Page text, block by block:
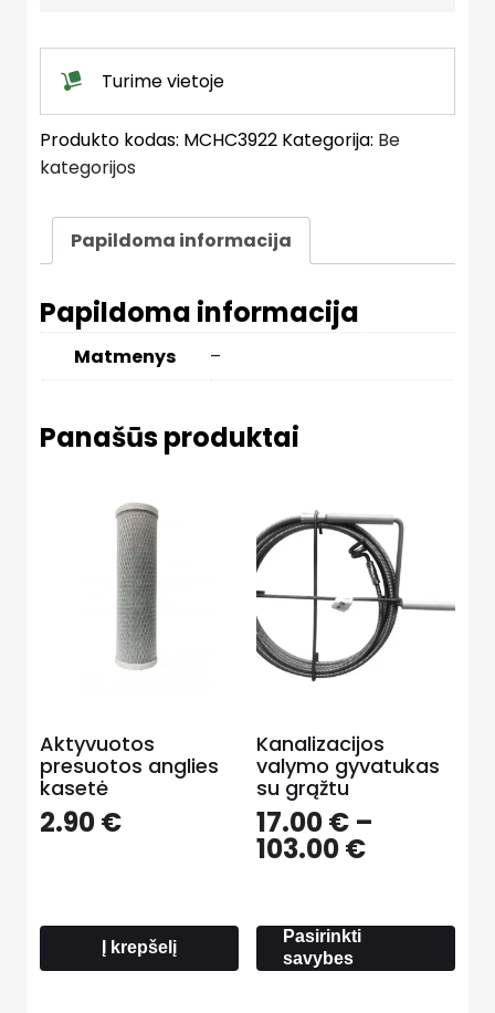
Turime vietoje
Produkto kodas: MCHC3922 Kategorija: Be
kategorijos
Papildoma informacija
Papildoma informacija
Matmenys –
Panašūs produktai
Aktyvuotos
presuotos anglies
kasetė
2.90€
Į krepšelį
Kanalizacijos
valymo gyvatukas
su grąžtu
17.00€ –
103.00€Price
through
Pasirinkti
savybes